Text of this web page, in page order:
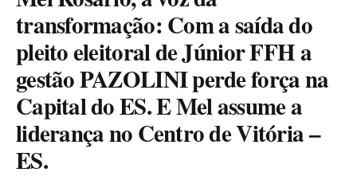
transformação: Com a saída do
pleito eleitoral de Júnior FFH a
gestão PAZOLINI perde força na
Capital do ES. E Mel assume a
liderança no Centro de Vitória –
ES.